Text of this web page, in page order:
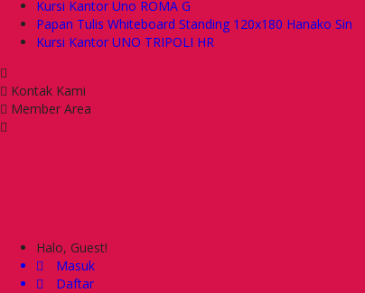
Kursi Kantor Uno ROMA G
Papan Tulis Whiteboard Standing 120x180 Hanako Sin
Kursi Kantor UNO TRIPOLI HR
Kontak Kami
Member Area
Halo, Guest!
Masuk
Daftar